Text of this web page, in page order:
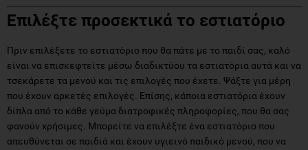
Επιλέξτε προσεκτικά το εστιατόριο
Πριν επιλέξετε το εστιατόριο που θα πάτε με το παιδί σας, καλό
είναι να επισκεφτείτε μέσω διαδικτύου τα εστιατόρια αυτά και να
τσεκάρετε τα μενού και τις επιλογές που έχετε. Ψάξτε για μέρη
που έχουν αρκετές επιλογές. Επίσης, κάποια εστιατόρια έχουν
δίπλα από το κάθε γεύμα διατροφικές πληροφορίες, που θα σας
φανούν χρήσιμες. Μπορείτε να επιλέξτε ένα εστιατόριο που
απευθύνεται σε παιδιά και έχουν υγιεινό παιδικό μενού, που να